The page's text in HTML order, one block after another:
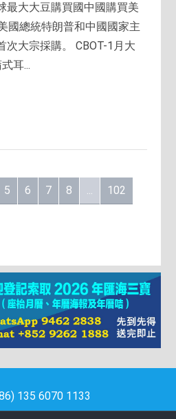
最大大豆購買國中國購買美
國總統特朗普和中國國家主
次大宗採購。 CBOT-1月大
耳...
5 6 7 8 ... 102
135 6070 1133